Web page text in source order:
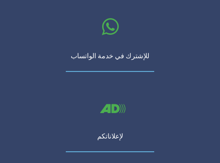
للإشترك في خدمة الواتساب
لإعلاناتكم